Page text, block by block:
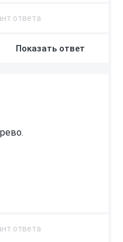
Показать ответ